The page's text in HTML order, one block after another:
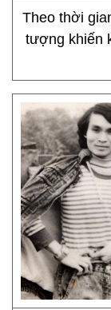
Theo thời
tượng khiến